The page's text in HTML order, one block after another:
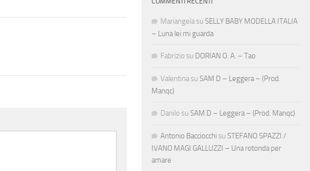
Mariangela su SELLY BABY MODELLA ITALIA
– Luna lei mi guarda
Fabrizio su DORIAN O. A. – Tao
Valentina su SAM D – Leggera – (Prod.
Manqc)
Danilo su SAM D – Leggera – (Prod. Manqc)
Antonio Bacciocchi su STEFANO SPAZZI /
IVANO MAGI GALLUZZI – Una rotonda per
amare